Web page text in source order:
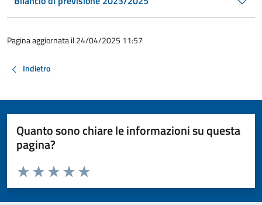
Pagina aggiornata il 24/04/2025 11:57
Indietro
Quanto sono chiare le informazioni su questa
pagina?
Valuta da 1 a 5 stelle la pagina
Valuta 5 stelle su 5
Valuta 4 stelle su 5
Valuta 3 stelle su 5
Valuta 2 stelle su 5
Valuta 1 stelle su 5